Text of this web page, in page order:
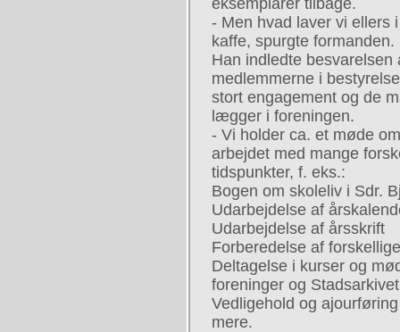
eksemplarer tilbage.
- Men hvad laver vi ellers
kaffe, spurgte formanden.
Han indledte
medlemmerne i
stort engagement og de
lægger i foreningen.
- Vi holder ca. et møde
arbejdet med mange
tidspunkter, f. eks.:
Bogen om skoleliv i Sdr.
Udarbejdelse af
Udarbejdelse af årsskrift
Forberedelse af
Deltagelse i kurser og
foreninger og
Vedligehold og
mere.